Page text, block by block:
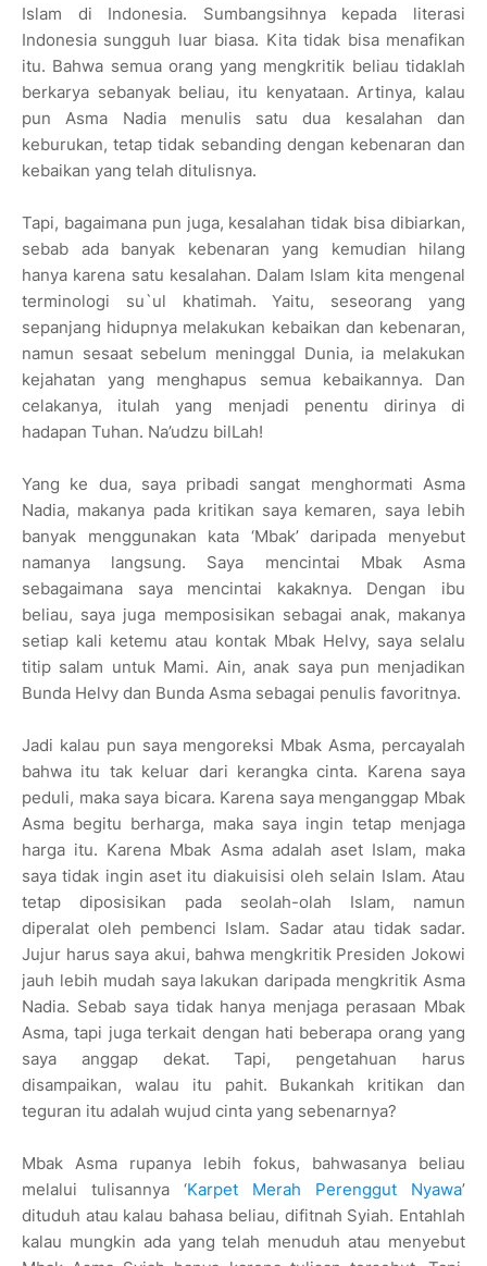
Islam di Indonesia. Sumbangsihnya kepada literasi
Indonesia sungguh luar biasa. Kita tidak bisa menafikan
itu. Bahwa semua orang yang mengkritik beliau tidaklah
berkarya sebanyak beliau, itu kenyataan. Artinya, kalau
pun Asma Nadia menulis satu dua kesalahan dan
keburukan, tetap tidak sebanding dengan kebenaran dan
kebaikan yang telah ditulisnya.
Tapi, bagaimana pun juga, kesalahan tidak bisa dibiarkan,
sebab ada banyak kebenaran yang kemudian hilang
hanya karena satu kesalahan. Dalam Islam kita mengenal
terminologi su`ul khatimah. Yaitu, seseorang yang
sepanjang hidupnya melakukan kebaikan dan kebenaran,
namun sesaat sebelum meninggal Dunia, ia melakukan
kejahatan yang menghapus semua kebaikannya. Dan
celakanya, itulah yang menjadi penentu dirinya di
hadapan Tuhan. Na’udzu bilLah!
Yang ke dua, saya pribadi sangat menghormati Asma
Nadia, makanya pada kritikan saya kemaren, saya lebih
banyak menggunakan kata ‘Mbak’ daripada menyebut
namanya langsung. Saya mencintai Mbak Asma
sebagaimana saya mencintai kakaknya. Dengan ibu
beliau, saya juga memposisikan sebagai anak, makanya
setiap kali ketemu atau kontak Mbak Helvy, saya selalu
titip salam untuk Mami. Ain, anak saya pun menjadikan
Bunda Helvy dan Bunda Asma sebagai penulis favoritnya.
Jadi kalau pun saya mengoreksi Mbak Asma, percayalah
bahwa itu tak keluar dari kerangka cinta. Karena saya
peduli, maka saya bicara. Karena saya menganggap Mbak
Asma begitu berharga, maka saya ingin tetap menjaga
harga itu. Karena Mbak Asma adalah aset Islam, maka
saya tidak ingin aset itu diakuisisi oleh selain Islam. Atau
tetap diposisikan pada seolah-olah Islam, namun
diperalat oleh pembenci Islam. Sadar atau tidak sadar.
Jujur harus saya akui, bahwa mengkritik Presiden Jokowi
jauh lebih mudah saya lakukan daripada mengkritik Asma
Nadia. Sebab saya tidak hanya menjaga perasaan Mbak
Asma, tapi juga terkait dengan hati beberapa orang yang
saya anggap dekat. Tapi, pengetahuan harus
disampaikan, walau itu pahit. Bukankah kritikan dan
teguran itu adalah wujud cinta yang sebenarnya?
Mbak Asma rupanya lebih fokus, bahwasanya beliau
melalui tulisannya ‘Karpet Merah Perenggut Nyawa’
dituduh atau kalau bahasa beliau, difitnah Syiah. Entahlah
kalau mungkin ada yang telah menuduh atau menyebut